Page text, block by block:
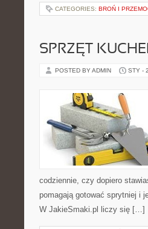
CATEGORIES: BROŃ I
SPRZĘT
POSTED BY ADMIN STY -
codziennie, czy dopiero
pomagają gotować sprytniej i
W JakieSmaki.pl liczy się […]